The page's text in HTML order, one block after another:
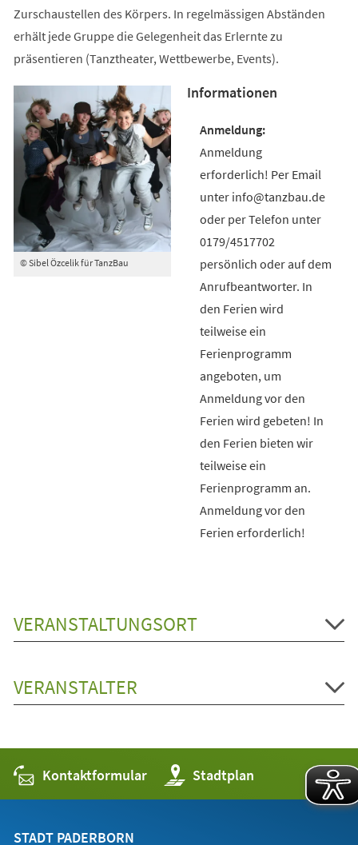
Zurschaustellen des Körpers. In regelmässigen Abständen
erhält jede Gruppe die Gelegenheit das Erlernte zu
präsentieren (Tanztheater, Wettbewerbe, Events).
© Sibel Özcelik für TanzBau
Informationen
Anmeldung
erforderlich! Per Email
unter info@tanzbau.de
oder per Telefon unter
0179/4517702
persönlich oder auf dem
Anrufbeantworter. In
den Ferien wird
teilweise ein
Ferienprogramm
angeboten, um
Anmeldung vor den
Ferien wird gebeten! In
den Ferien bieten wir
teilweise ein
Ferienprogramm an.
Anmeldung vor den
Ferien erforderlich!
VERANSTALTUNGSORT
VERANSTALTER
Kontaktformular Stadtplan
(Öffnet
in
einem
STADT PADERBORN